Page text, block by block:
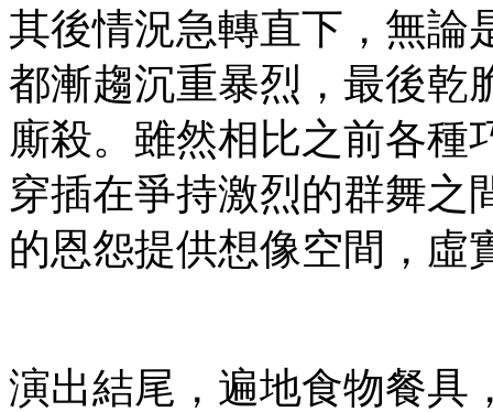
其後情況急轉直下，無論
都漸趨沉重暴烈，最後乾
廝殺。雖然相比之前各種
穿插在爭持激烈的群舞之
的恩怨提供想像空間，虛
演出結尾，遍地食物餐具